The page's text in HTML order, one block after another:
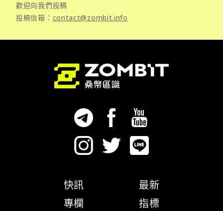
歡迎向我們投稿
投稿信箱： contact@zombit.info
快訊
專欄
最新
指標